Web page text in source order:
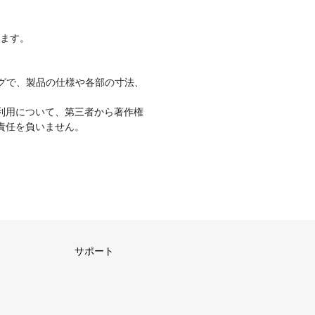
す。
、製品の仕様や各部の寸法、
用について、第三者から著作権
を負いません。
サポート